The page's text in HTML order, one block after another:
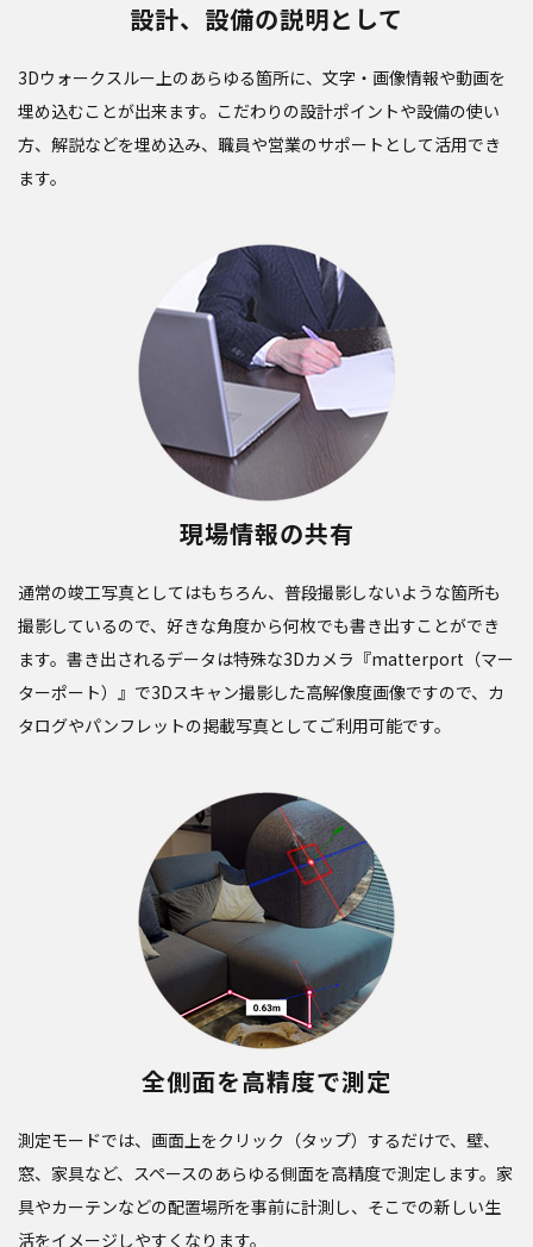
設計、設備の説明として
3Dウォークスルー上のあらゆる箇所に、文字・画像情報や動画を
埋め込むことが出来ます。こだわりの設計ポイントや設備の使い
方、解説などを埋め込み、職員や営業のサポートとして活用でき
ます。
現場情報の共有
通常の竣工写真としてはもちろん、普段撮影しないような箇所も
撮影しているので、好きな角度から何枚でも書き出すことができ
ます。書き出されるデータは特殊な3Dカメラ『matterport（マー
ターポート）』で3Dスキャン撮影した高解像度画像ですので、カ
タログやパンフレットの掲載写真としてご利用可能です。
全側面を高精度で測定
測定モードでは、画面上をクリック（タップ）するだけで、壁、
窓、家具など、スペースのあらゆる側面を高精度で測定します。家
具やカーテンなどの配置場所を事前に計測し、そこでの新しい生
活をイメージしやすくなります。